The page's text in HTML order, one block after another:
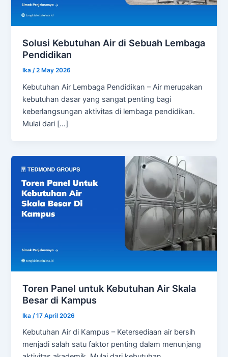
Solusi Kebutuhan Air di Sebuah Lembaga
Pendidikan
Ika/2 May 2026
Kebutuhan Air Lembaga Pendidikan – Air merupakan
kebutuhan dasar yang sangat penting bagi
keberlangsungan aktivitas di lembaga pendidikan.
Mulai dari […]
Toren Panel untuk Kebutuhan Air Skala
Besar di Kampus
Ika /17 April 2026
Kebutuhan Air di Kampus – Ketersediaan air bersih
menjadi salah satu faktor penting dalam menunjang